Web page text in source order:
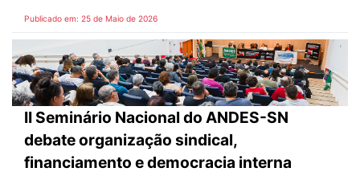
Publicado em: 25 de Maio de 2026
II Seminário Nacional do ANDES-SN
debate organização sindical,
financiamento e democracia interna